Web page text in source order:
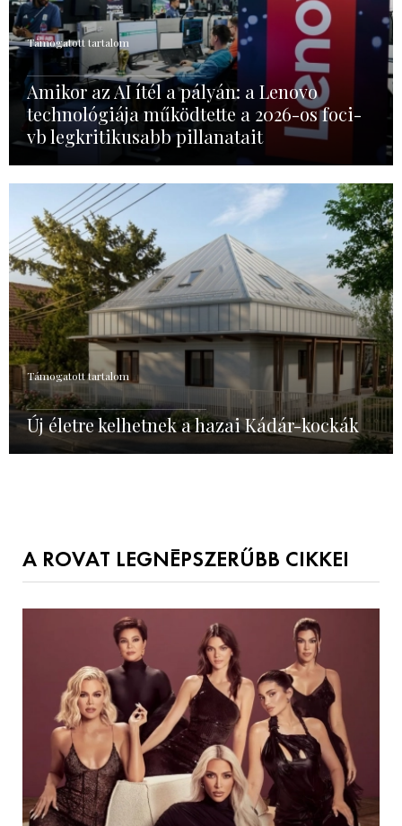
Támogatott tartalom
Amikor az AI ítél a pályán: a Lenovo
technológiája működtette a 2026-os foci-
vb legkritikusabb pillanatait
Támogatott tartalom
Új életre kelhetnek a hazai Kádár-kockák
A ROVAT LEGNÉPSZERŰBB CIKKEI